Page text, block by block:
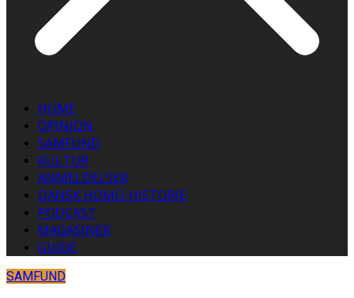
HOME
OPINION
SAMFUND
KULTUR
ANMELDELSER
DANSK HOMO-HISTORIE
PODCAST
MAGASINER
GUIDE
SAMFUND